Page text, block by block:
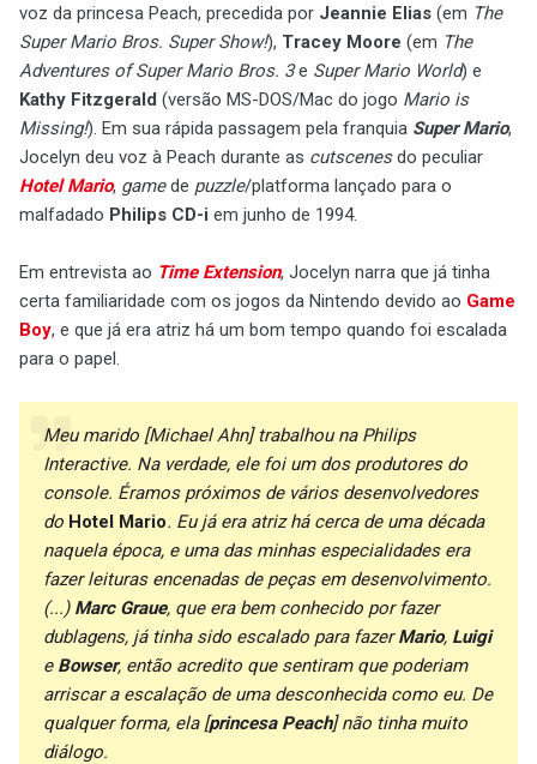
voz da princesa Peach, precedida por Jeannie Elias (em The
Super Mario Bros. Super Show!), Tracey Moore (em The
Adventures of Super Mario Bros. 3e Super Mario World) e
Kathy Fitzgerald (versão MS-DOS/Mac do jogo Mario is
Missing!). Em sua rápida passagem pela franquia Super Mario,
Jocelyn deu voz à Peach durante as cutscenesdo peculiar
Hotel Mario, gamede puzzle/platforma lançado para o
malfadado Philips CD-i em junho de 1994.
Em entrevista ao Time Extension, Jocelyn narra que já tinha
certa familiaridade com os jogos da Nintendo devido ao Game
Boy, e que já era atriz há um bom tempo quando foi escalada
para o papel.
Meu marido [Michael Ahn] trabalhou na Philips
Interactive. Na verdade, ele foi um dos produtores do
console. Éramos próximos de vários desenvolvedores
do Hotel Mario. Eu já era atriz há cerca de uma década
naquela época, e uma das minhas especialidades era
fazer leituras encenadas de peças em desenvolvimento.
(...) Marc Graue, que era bem conhecido por fazer
dublagens, já tinha sido escalado para fazerMario, Luigi
e Bowser, então acredito que sentiram que poderiam
arriscar a escalação de uma desconhecida como eu. De
qualquer forma, ela [princesa Peach] não tinha muito
diálogo.